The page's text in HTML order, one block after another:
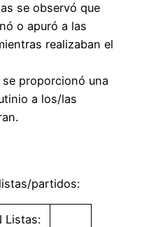
se observó que
o apuró a las
realizaban el
se proporcionó una
a los/las
partidos:
Listas: